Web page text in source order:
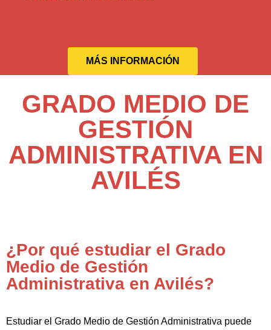
MÁS INFORMACIÓN
GRADO MEDIO DE
GESTIÓN
ADMINISTRATIVA EN
AVILÉS
¿Por qué estudiar el Grado
Medio de Gestión
Administrativa en Avilés?
Estudiar el Grado Medio de Gestión Administrativa puede